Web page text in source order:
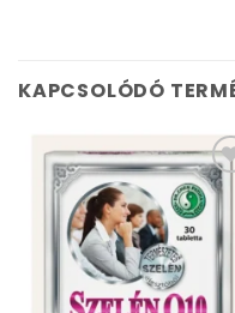
KAPCSOLÓDÓ
Kívánságlistához
adás